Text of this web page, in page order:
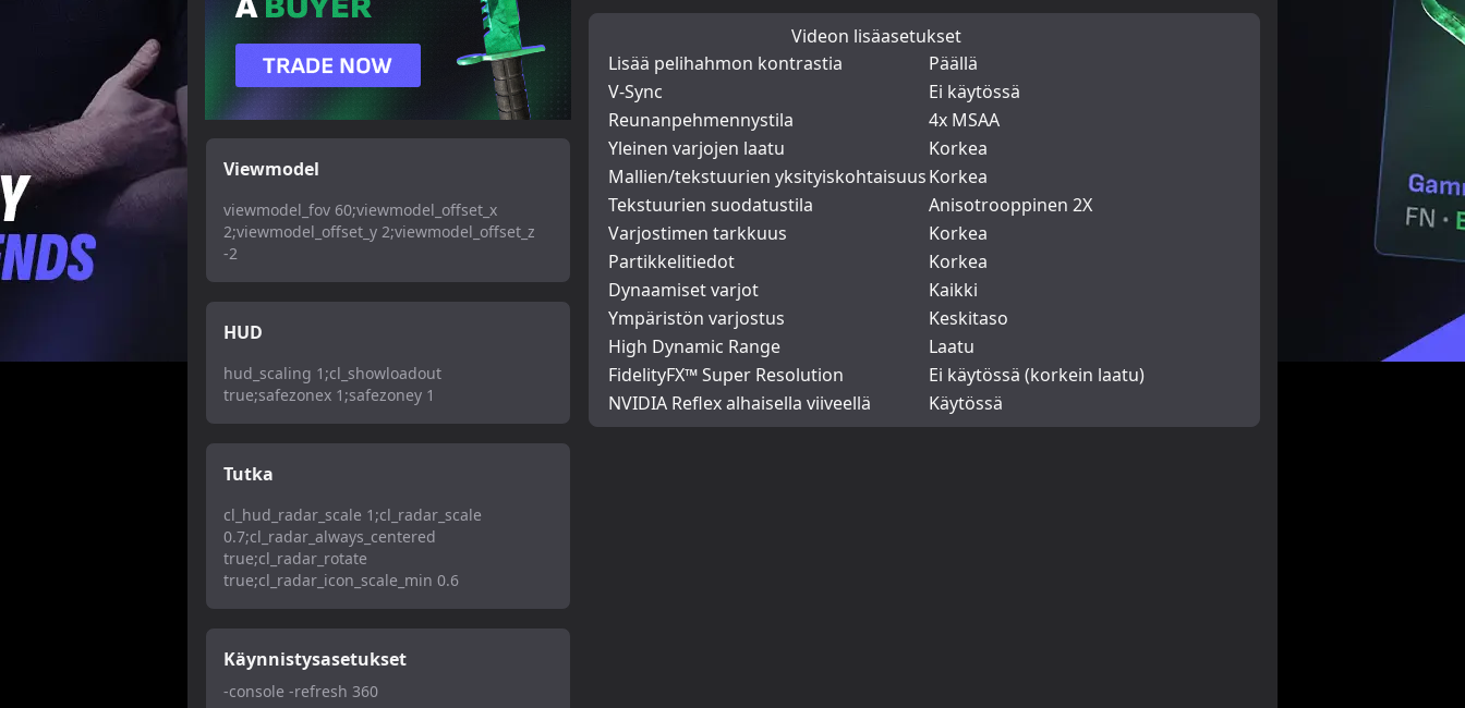
Viewmodel
viewmodel_fov 60;viewmodel_offset_x
2;viewmodel_offset_y 2;viewmodel_offset_z
-2
HUD
hud_scaling 1;cl_showloadout
true;safezonex 1;safezoney 1
Tutka
cl_hud_radar_scale 1;cl_radar_scale
0.7;cl_radar_always_centered
true;cl_radar_rotate
true;cl_radar_icon_scale_min 0.6
Käynnistysasetukset
-console -refresh 360
Videon lisäasetukset
Lisää pelihahmon kontrastia
Päällä
V-Sync
Ei käytössä
Reunanpehmennystila
4x MSAA
Yleinen varjojen laatu
Korkea
Mallien/tekstuurien yksityiskohtaisuusKorkea
Tekstuurien suodatustila
Anisotrooppinen 2X
Varjostimen tarkkuus
Korkea
Partikkelitiedot
Korkea
Dynaamiset varjot
Kaikki
Ympäristön varjostus
Keskitaso
High Dynamic Range
Laatu
FidelityFX™ Super Resolution
Ei käytössä (korkein laatu)
NVIDIA Reflex alhaisella viiveellä
Käytössä